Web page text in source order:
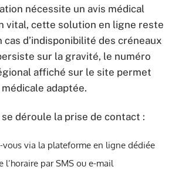
nécessite un avis médical
vital, cette solution en ligne reste
cas d’indisponibilité des créneaux
sur la gravité, le numéro
affiché sur le site permet
adaptée.
déroule la prise de contact :
vous via la plateforme en ligne dédiée
l’horaire par SMS ou e-mail